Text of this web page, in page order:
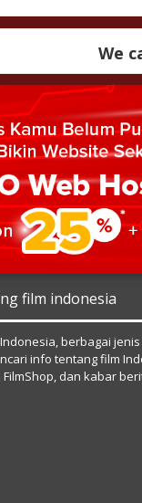
We
film indonesia
berbagai
info tentang film
dan kabar